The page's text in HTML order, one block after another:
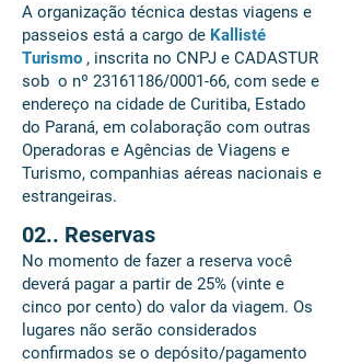
A organização técnica destas viagens e
passeios está a cargo de Kallisté
Turismo , inscrita no CNPJ e CADASTUR
sob o nº 23161186/0001-66, com sede e
endereço na cidade de Curitiba, Estado
do Paraná, em colaboração com outras
Operadoras e Agências de Viagens e
Turismo, companhias aéreas nacionais e
estrangeiras.
02.. Reservas
No momento de fazer a reserva você
deverá pagar a partir de 25% (vinte e
cinco por cento) do valor da viagem. Os
lugares não serão considerados
confirmados se o depósito/pagamento